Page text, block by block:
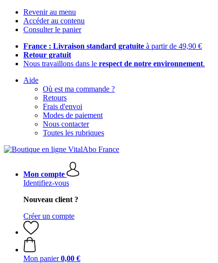
Revenir au menu
Accéder au contenu
Consulter le panier
France : Livraison standard gratuite à partir de 49,90 €
Retour gratuit
Nous travaillons dans le respect de notre environnement.
Aide
Où est ma commande ?
Retours
Frais d'envoi
Modes de paiement
Nous contacter
Toutes les rubriques
Mon compte
Identifiez-vous
Nouveau client ?
Créer un compte
Mon panier 0,00 €